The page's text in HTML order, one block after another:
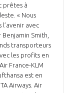
prêtes à
« Nous
avec
Smith,
transporteurs
les profits en
France-KLM
est en
Airways. Air